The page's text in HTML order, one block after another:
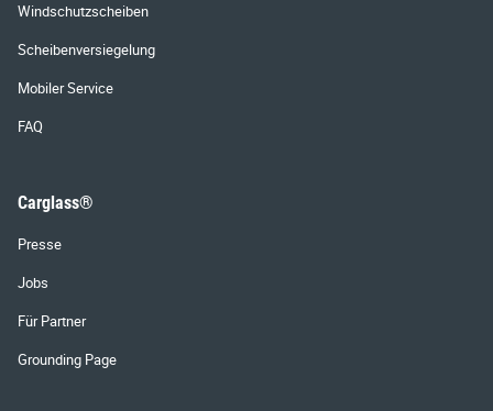
Windschutzscheiben
Scheibenversiegelung
Mobiler Service
FAQ
Carglass®
Presse
Jobs
Für Partner
Grounding Page